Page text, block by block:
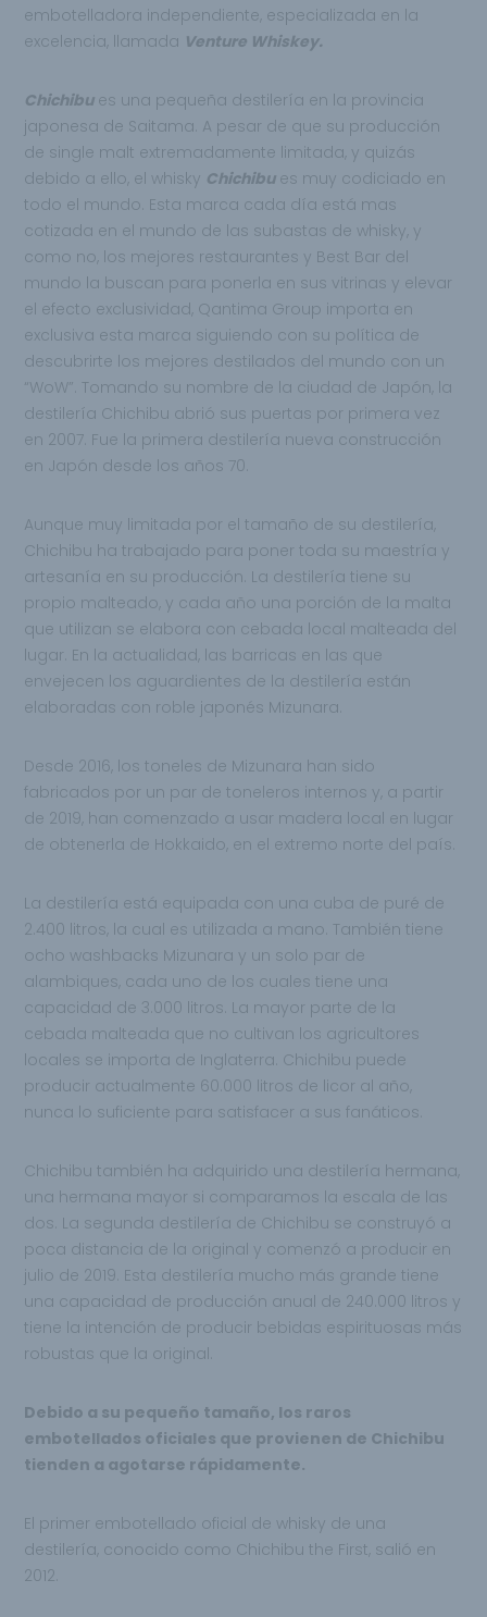
embotelladora independiente, especializada en la
excelencia, llamada Venture Whiskey.
Chichibu es una pequeña destilería en la provincia
japonesa de Saitama. A pesar de que su producción
de single malt extremadamente limitada, y quizás
debido a ello, el whisky Chichibues muy codiciado en
todo el mundo. Esta marca cada día está mas
cotizada en el mundo de las subastas de whisky, y
como no, los mejores restaurantes y Best Bar del
mundo la buscan para ponerla en sus vitrinas y elevar
el efecto exclusividad, Qantima Group importa en
exclusiva esta marca siguiendo con su política de
descubrirte los mejores destilados del mundo con un
“WoW”. Tomando su nombre de la ciudad de Japón, la
destilería Chichibu abrió sus puertas por primera vez
en 2007. Fue la primera destilería nueva construcción
en Japón desde los años 70.
Aunque muy limitada por el tamaño de su destilería,
Chichibu ha trabajado para poner toda su maestría y
artesanía en su producción. La destilería tiene su
propio malteado, y cada año una porción de la malta
que utilizan se elabora con cebada local malteada del
lugar. En la actualidad, las barricas en las que
envejecen los aguardientes de la destilería están
elaboradas con roble japonés Mizunara.
Desde 2016, los toneles de Mizunara han sido
fabricados por un par de toneleros internos y, a partir
de 2019, han comenzado a usar madera local en lugar
de obtenerla de Hokkaido, en el extremo norte del país.
La destilería está equipada con una cuba de puré de
2.400 litros, la cual es utilizada a mano. También tiene
ocho washbacks Mizunara y un solo par de
alambiques, cada uno de los cuales tiene una
capacidad de 3.000 litros. La mayor parte de la
cebada malteada que no cultivan los agricultores
locales se importa de Inglaterra. Chichibu puede
producir actualmente 60.000 litros de licor al año,
nunca lo suficiente para satisfacer a sus fanáticos.
Chichibu también ha adquirido una destilería hermana,
una hermana mayor si comparamos la escala de las
dos. La segunda destilería de Chichibu se construyó a
poca distancia de la original y comenzó a producir en
julio de 2019. Esta destilería mucho más grande tiene
una capacidad de producción anual de 240.000 litros y
tiene la intención de producir bebidas espirituosas más
robustas que la original.
Debido a su pequeño tamaño, los raros
embotellados oficiales que provienen de Chichibu
tienden a agotarse rápidamente.
El primer embotellado oficial de whisky de una
destilería, conocido como Chichibu the First, salió en
2012.